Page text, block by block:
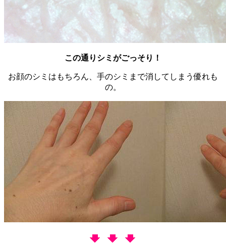
この通りシミがごっそり！
お顔のシミはもちろん、手のシミまで消してしまう優れも
の。